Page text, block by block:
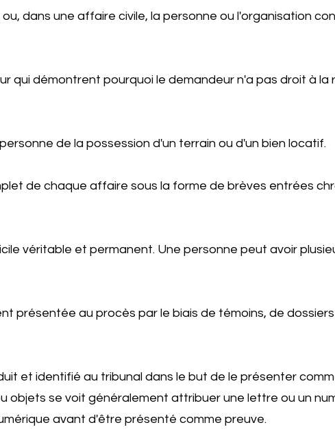
dans une affaire civile, la personne ou l'organisation
qui démontrent pourquoi le demandeur n'a pas droit à la
de la possession d'un terrain ou d'un bien locatif.
de chaque affaire sous la forme de brèves entrées
véritable et permanent. Une personne peut avoir
présentée au procès par le biais de témoins, de
et identifié au tribunal dans le but de le présenter
objets se voit généralement attribuer une lettre ou un
avant d'être présenté comme preuve.